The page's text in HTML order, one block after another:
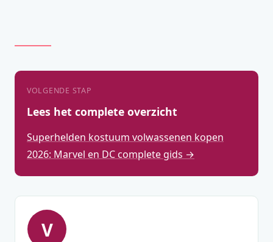
VOLGENDE STAP
Lees het complete overzicht
Superhelden kostuum volwassenen kopen
2026: Marvel en DC complete gids →
V